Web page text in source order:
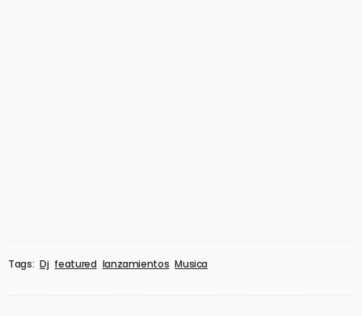
Tags: Dj featured lanzamientos Musica